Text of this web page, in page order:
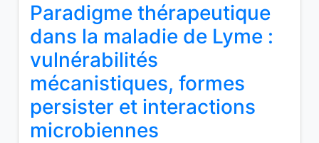
Paradigme thérapeutique
dans la maladie de Lyme :
vulnérabilités
mécanistiques, formes
persister et interactions
microbiennes